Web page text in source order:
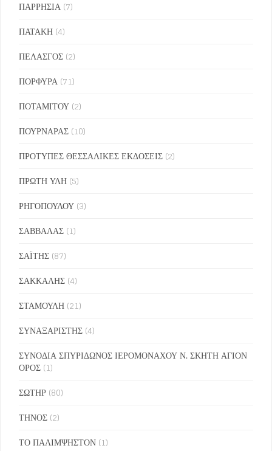
ΠΑΡΡΗΣΙΑ (7)
ΠΑΤΑΚΗ (4)
ΠΕΛΑΣΓΟΣ (2)
ΠΟΡΦΥΡΑ (71)
ΠΟΤΑΜΙΤΟΥ (2)
ΠΟΥΡΝΑΡΑΣ (10)
ΠΡΟΤΥΠΕΣ ΘΕΣΣΑΛΙΚΕΣ ΕΚΔΟΣΕΙΣ (2)
ΠΡΩΤΗ ΥΛΗ (5)
ΡΗΓΟΠΟΥΛΟΥ (3)
ΣΑΒΒΑΛΑΣ (1)
ΣΑΪΤΗΣ (87)
ΣΑΚΚΑΛΗΣ (4)
ΣΤΑΜΟΥΛΗ (21)
ΣΥΝΑΞΑΡΙΣΤΗΣ (4)
ΣΥΝΟΔΙΑ ΣΠΥΡΙΔΩΝΟΣ ΙΕΡΟΜΟΝΑΧΟΥ Ν. ΣΚΗΤΗ ΑΓΙΟΝ
ΟΡΟΣ (1)
ΣΩΤΗΡ (80)
ΤΗΝΟΣ (2)
ΤΟ ΠΑΛΙΜΨΗΣΤΟΝ (1)